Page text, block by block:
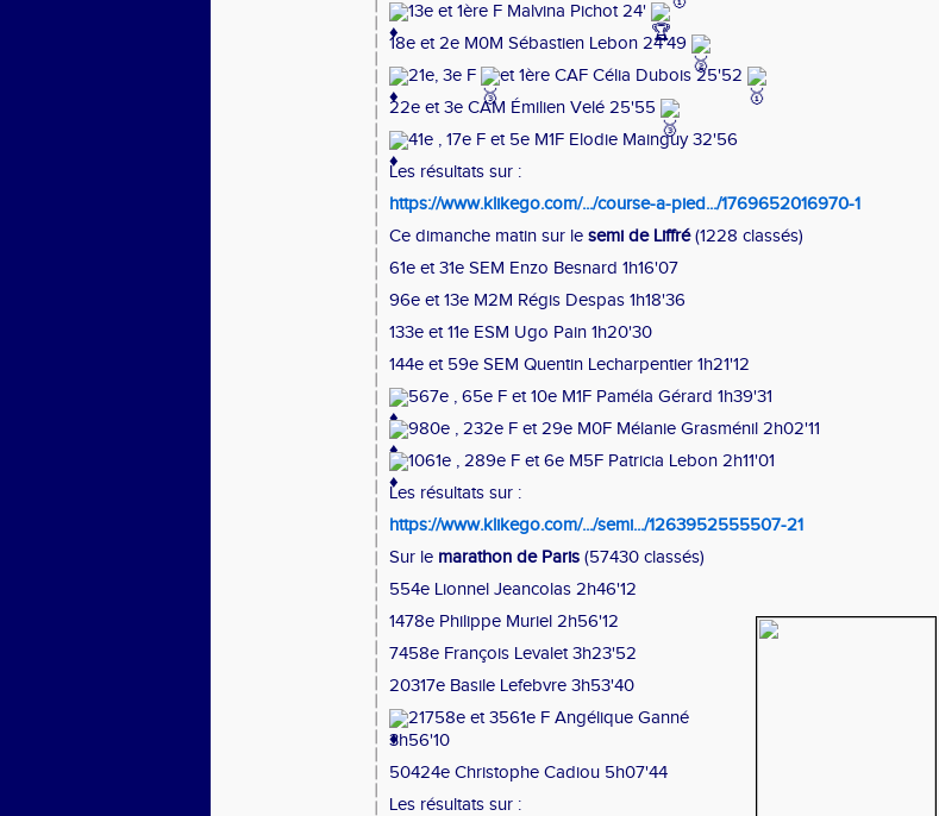
13e et 1ère F Malvina Pichot 24'
18e et 2e M0M Sébastien Lebon 24'49
21e, 3e F
et 1ère CAF Célia Dubois 25'52
22e et 3e CAM Émilien Velé 25'55
41e , 17e F et 5e M1F Elodie Mainguy 32'56
Les résultats sur :
https://www.klikego.com/.../course-a-pied.../1769652016970-1
Ce dimanche matin sur le semi de Liffré(1228 classés)
61e et 31e SEM Enzo Besnard 1h16'07
96e et 13e M2M Régis Despas 1h18'36
133e et 11e ESM Ugo Pain 1h20'30
144e et 59e SEM Quentin Lecharpentier 1h21'12
567e , 65e F et 10e M1F Paméla Gérard 1h39'31
980e , 232e F et 29e M0F Mélanie Grasménil 2h02'11
1061e , 289e F et 6e M5F Patricia Lebon 2h11'01
Les résultats sur :
https://www.klikego.com/.../semi.../1263952555507-21
Sur le marathon de Paris (57430 classés)
554e Lionnel Jeancolas 2h46'12
1478e Philippe Muriel 2h56'12
7458e François Levalet 3h23'52
20317e Basile Lefebvre 3h53'40
21758e et 3561e F Angélique Ganné
3h56'10
50424e Christophe Cadiou 5h07'44
Les résultats sur :